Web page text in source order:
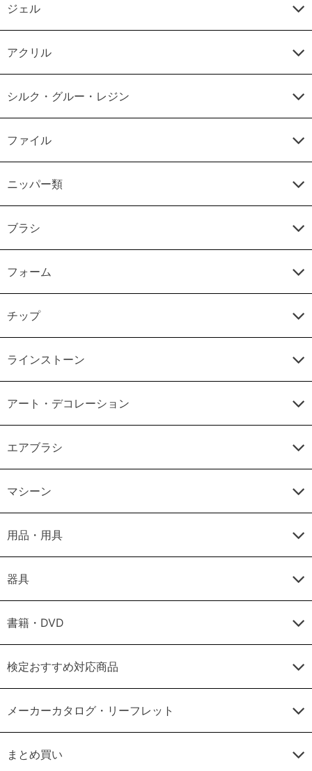
ジェル
アクリル
シルク・グルー・レジン
ファイル
ニッパー類
ブラシ
フォーム
チップ
ラインストーン
アート・デコレーション
エアブラシ
マシーン
用品・用具
器具
書籍・DVD
検定おすすめ対応商品
メーカーカタログ・リーフレット
まとめ買い